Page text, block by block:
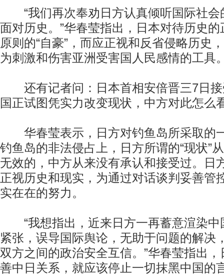
“我们再次奉劝日方认真倾听国际社会
面对历史。”华春莹指出，日本对待历史
原则的“自豪”，而应正视和反省侵略历史
为刺激和伤害亚洲受害国人民感情的工具
还有记者问：日本首相安倍晋三7日接
国正试图凭实力改变现状，中方对此怎么
华春莹表示，日方对钓鱼岛所采取的
钓鱼岛的非法侵占上，日方所谓的“现状”
无效的，中方从来没有承认和接受过。日
正视历史和现实，为通过对话谈判妥善管
实在在的努力。
“我想指出，近来日方一再蓄意渲染中
紧张，误导国际舆论，无助于问题的解决
双方之间的政治安全互信。”华春莹指出
善中日关系，就应该停止一切抹黑中国的